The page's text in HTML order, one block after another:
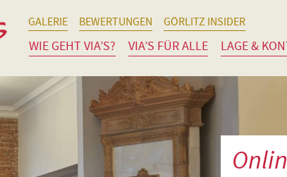
GALERIE BEWERTUNGEN GÖRLITZ INSIDER
WIE GEHT VIA’S? VIA’S FÜR ALLE LAGE &